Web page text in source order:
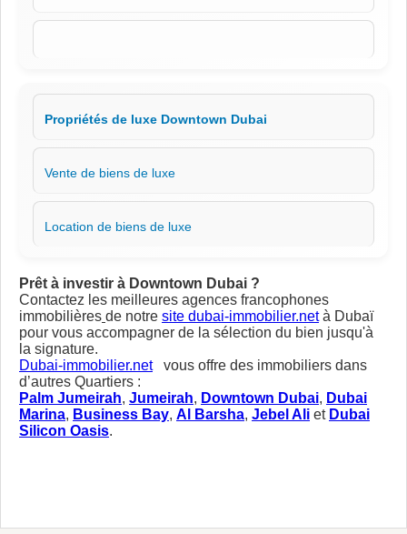
Propriétés de luxe Downtown Dubai
Vente de biens de luxe
Location de biens de luxe
Prêt à investir à Downtown Dubai ?
Contactez les meilleures agences francophones
immobilières de notre site dubai-immobilier.netà Dubaï
pour vous accompagner de la sélection du bien jusqu'à
la signature.
Dubai-immobilier.netvous offre des immobiliers dans
d’autres Quartiers :
Palm Jumeirah, Jumeirah, Downtown Dubai, Dubai
Marina, Business Bay, Al Barsha, Jebel Ali et Dubai
Silicon Oasis.